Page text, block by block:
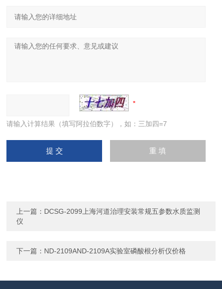
请输入计算结果（填写阿拉伯数字），如：三加四=7
上一篇： DCSG-2099上海河道治理安装常规五参数水质监测
仪
下一篇： ND-2109AND-2109A实验室磷酸根分析仪价格